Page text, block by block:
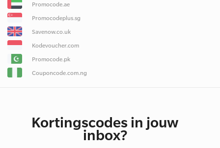
Promocode.ae
Promocodeplus.sg
Savenow.co.uk
Kodevoucher.com
Promocode.pk
Couponcode.com.ng
Kortingscodes in jouw
inbox?